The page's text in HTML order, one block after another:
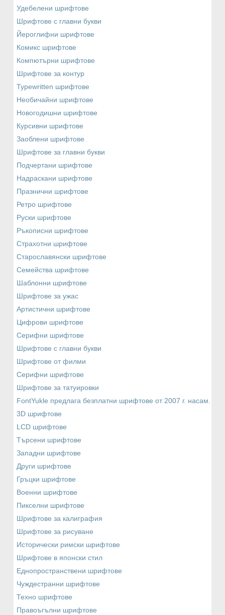
Удебелени шрифтове
Шрифтове с главни букви
Йероглифни шрифтове
Комикс шрифтове
Компютърни шрифтове
Шрифтове за контур
Typewritten шрифтове
Необичайни шрифтове
Новогодишни шрифтове
Курсивни шрифтове
Заоблени шрифтове
Шрифтове за главни букви
Подчертани шрифтове
Надраскани шрифтове
Празнични шрифтове
Ретро шрифтове
Руски шрифтове
Ръкописни шрифтове
Страхотни шрифтове
Старославянски шрифтове
Семейства шрифтове
Шаблонни шрифтове
Шрифтове за ужас
Артистични шрифтове
Цифрови шрифтове
Серифни шрифтове
Шрифтове с главни букви
Шрифтове от филми
Серифни шрифтове
Шрифтове за татуировки
FontYukle предлага безплатни шрифтове от 2007 г. насам.
3D шрифтове
LCD шрифтове
Търсени шрифтове
Западни шрифтове
Други шрифтове
Гръцки шрифтове
Военни шрифтове
Пикселни шрифтове
Шрифтове за калиграфия
Шрифтове за рисуване
Исторически римски шрифтове
Шрифтове в японски стил
Еднопространствени шрифтове
Чуждестранни шрифтове
Техно шрифтове
Правоъгълни шрифтове